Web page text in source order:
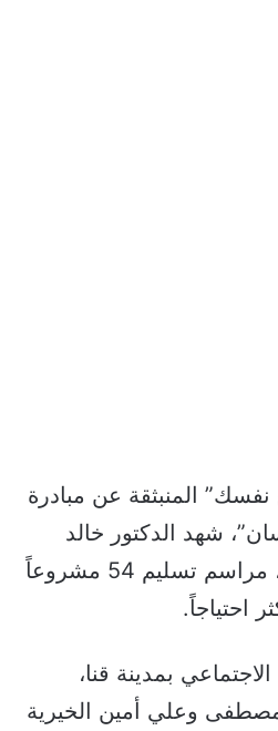
المنبثقة عن مبادرة
شهد الدكتور خالد
عبدالحليم، محافظ قنا، مراسم تسليم 54 مشروعاً
احتياجاً.
بمدينة قنا،
وعلي أمين الخيرية